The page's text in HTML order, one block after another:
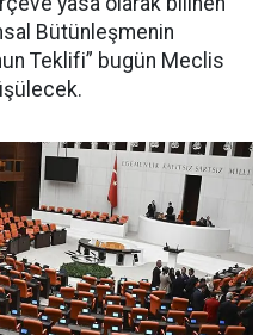
Bütünleşmenin
Teklifi” bugün Meclis